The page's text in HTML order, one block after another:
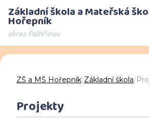
Základní škola a Mateřská
Hořepník
okres Pelhřimov
ZŠ a MŠ Hořepník|Základní škola|
Projekty